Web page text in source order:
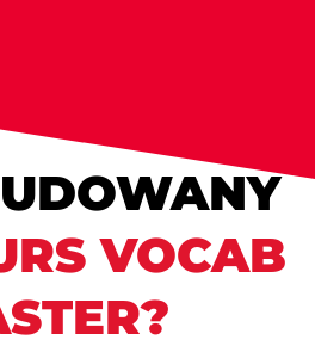
VOCAB